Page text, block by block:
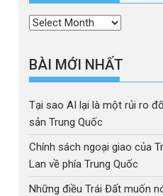
Thời
BÀI MỚI NHẤT
Tại sao AI lại là một rủi ro
sản Trung Quốc
Chính sách ngoại giao của
Lan về phía Trung Quốc
Những điều Trái Đất muốn